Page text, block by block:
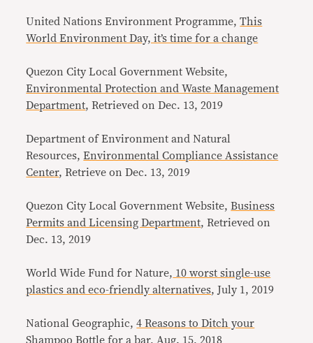
United Nations Environment Programme,This
World Environment Day, it’s time for a change
Quezon City Local Government Website,
Environmental Protection and Waste Management
Department, Retrieved on Dec. 13, 2019
Department of Environment and Natural
Resources,Environmental Compliance Assistance
Center, Retrieve on Dec. 13, 2019
Quezon City Local Government Website,Business
Permits and Licensing Department, Retrieved on
Dec. 13, 2019
World Wide Fund for Nature, 10 worst single-use
plastics and eco-friendly alternatives, July 1, 2019
National Geographic,4 Reasons to Ditch your
Shampoo Bottle for a bar, Aug. 15, 2018